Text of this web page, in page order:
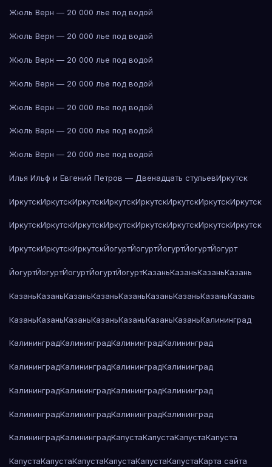
Жюль Верн — 20 000 лье под водой
Жюль Верн — 20 000 лье под водой
Жюль Верн — 20 000 лье под водой
Жюль Верн — 20 000 лье под водой
Жюль Верн — 20 000 лье под водой
Жюль Верн — 20 000 лье под водой
Жюль Верн — 20 000 лье под водой
Илья Ильф и Евгений Петров — Двенадцать стульевИркутск
ИркутскИркутскИркутскИркутскИркутскИркутскИркутскИркутск
ИркутскИркутскИркутскИркутскИркутскИркутскИркутскИркутск
ИркутскИркутскИркутскЙогуртЙогуртЙогуртЙогуртЙогурт
ЙогуртЙогуртЙогуртЙогуртЙогуртКазаньКазаньКазаньКазань
КазаньКазаньКазаньКазаньКазаньКазаньКазаньКазаньКазань
КазаньКазаньКазаньКазаньКазаньКазаньКазаньКалининград
КалининградКалининградКалининградКалининград
КалининградКалининградКалининградКалининград
КалининградКалининградКалининградКалининград
КалининградКалининградКалининградКалининград
КалининградКалининградКапустаКапустаКапустаКапуста
КапустаКапустаКапустаКапустаКапустаКапустаКарта сайта